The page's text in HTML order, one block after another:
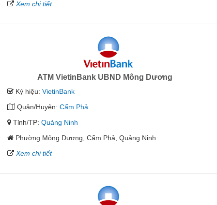
Xem chi tiết
ATM VietinBank UBND Mông Dương
Ký hiệu: VietinBank
Quận/Huyện: Cẩm Phả
Tỉnh/TP: Quảng Ninh
Phường Mông Dương, Cẩm Phả, Quảng Ninh
Xem chi tiết